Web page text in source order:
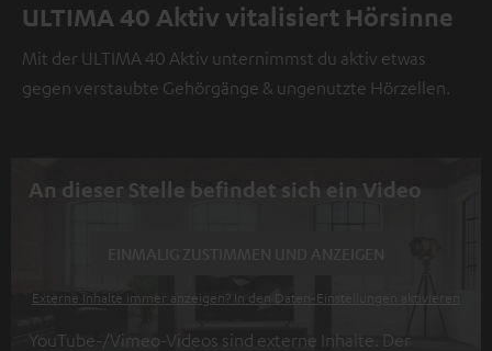
ULTIMA 40 Aktiv vitalisiert Hörsinne
Mit der ULTIMA 40 Aktiv unternimmst du aktiv etwas
gegen verstaubte Gehörgänge & ungenutzte Hörzellen.
An dieser Stelle befindet sich ein Video
Externe Inhalte immer anzeigen? In den Daten‑Einstellungen aktivieren
YouTube-/Vimeo-Videos sind externe Inhalte. Der